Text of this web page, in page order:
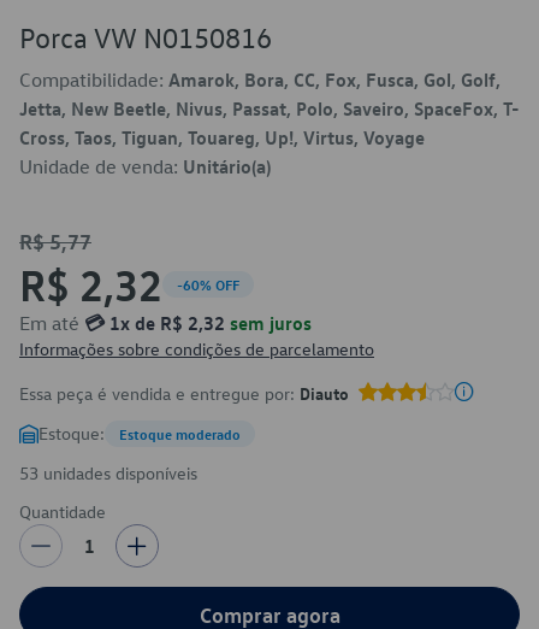
Porca VW N0150816
Compatibilidade: Amarok, Bora, CC, Fox, Fusca, Gol, Golf,
Jetta, New Beetle, Nivus, Passat, Polo, Saveiro, SpaceFox, T-
Cross, Taos, Tiguan, Touareg, Up!, Virtus, Voyage
Unidade de venda: Unitário(a)
R$ 5,77
R$ 2,32 -60% OFF
Em até 💳 1x de R$ 2,32 sem juros
Informações sobre condições de parcelamento
Essa peça é vendida e entregue por: Diauto
Estoque: Estoque moderado
53 unidades disponíveis
Quantidade
1
Comprar agora